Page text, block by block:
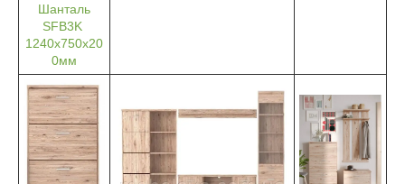
Шанталь
SFB3K
1240х750х20
0мм